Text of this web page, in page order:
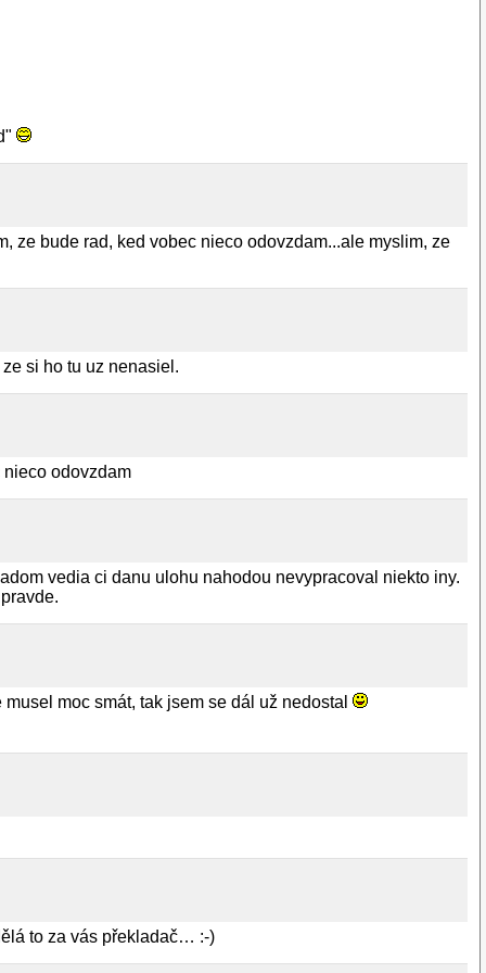
ze bude rad, ked vobec nieco odovzdam...ale myslim, ze
si ho tu uz nenasiel.
nieco odovzdam
vedia ci danu ulohu nahodou nevypracoval niekto iny.
moc smát, tak jsem se dál už nedostal
to za vás překladač… :-)